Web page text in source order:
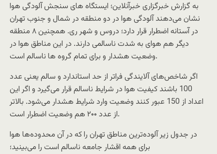
به گزارش خبرگزاری خبرآنلاین؛ ایستگاه های سنجش آلودگی هوا
نشان می‌دهند آلودگی هوا در دو منطقه در شمال و جنوب تهران
در آستانه اضطرار قرار دارد؛ دروس و شهر ری. همچنین ۸ منطقه
دیگر هم هوای به شدت ناسالمی دارند. در این مناطق هوا در
وضعیت هشدار و برای تمام گروه ها ناسالم است.
اگر شاخص‌های آلایندگی فراتر از حد استاندارد و سالم یعنی عدد
100 باشند کیفیت هوا در شرایط ناسالم قرار می‌گیرد و اگر این
اعداد از 150 عبور کنند وضعیت وارد شرایط هشدار می‌شود. بالاتر
از عدد ۲۰۰ هم وضعیت اضطرار است.
در جدول زیر آلوده‌ترین مناطق تهران را که در آن محدوده‌ها هوا
برای همه اقشار جامعه ناسالم است را می‌بینید؛